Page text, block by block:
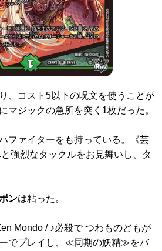
、コスト5以下の呪文を使うことが
マジックの急所を突く1枚だった。
ァイターをも持っている。
《芸
強烈なタックルをお見舞いし、タ
ンは粘った。
Mondo / ♪必殺で つわものどもが
でプレイし、≪同期の妖精≫をバ